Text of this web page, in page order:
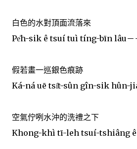
白色的水對頂面流落來
Pe̍h-sik ê tsuí tuì tíng-bīn lâu
假若畫一巡銀色痕跡
Ká-ná uē tsi̍t-sûn gîn-sik hûn-
空氣佇咧水沖的洗禮之下
Khong-khì tī-leh tsuí-tshiâng